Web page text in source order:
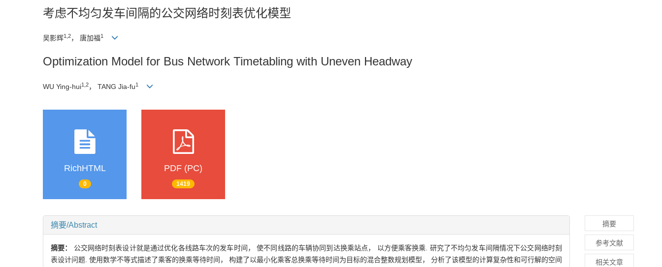
考虑不均匀发车间隔的公交网络时刻表优化模型
吴影辉1,2， 唐加福1
Optimization Model for Bus Network Timetabling with Uneven Headway
WU Ying-hui1,2， TANG Jia-fu1
RichHTML
0
PDF (PC)
1419
摘要/Abstract
摘要： 公交网络时刻表设计就是通过优化各线路车次的发车时间， 使不同线路的车辆协同到达换乘站点， 以方便乘客换乘. 研究了不均匀发车间隔情况下公交网络时刻
表设计问题. 使用数学不等式描述了乘客的换乘等待时间， 构建了以最小化乘客总换乘等待时间为目标的混合整数规划模型， 分析了该模型的计算复杂性和可行解的空间
摘要
参考文献
相关文章